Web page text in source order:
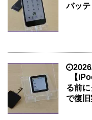
バッテ
【
る前
で復旧